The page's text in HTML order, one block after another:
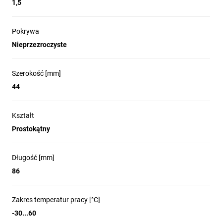
1,5
Pokrywa
Nieprzezroczyste
Szerokość [mm]
44
Kształt
Prostokątny
Długość [mm]
86
Zakres temperatur pracy [°C]
-30...60